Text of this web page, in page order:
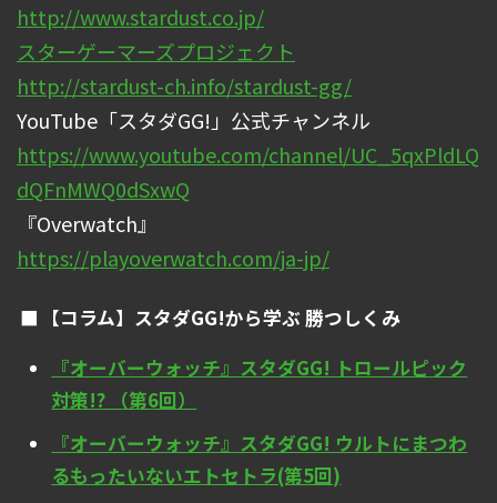
http://www.stardust.co.jp/
スターゲーマーズプロジェクト
http://stardust-ch.info/stardust-gg/
YouTube「スタダGG!」公式チャンネル
https://www.youtube.com/channel/UC_5qxPldLQ
dQFnMWQ0dSxwQ
『Overwatch』
https://playoverwatch.com/ja-jp/
【コラム】スタダGG!から学ぶ 勝つしくみ
『オーバーウォッチ』スタダGG! トロールピック
対策!? （第6回）
『オーバーウォッチ』スタダGG! ウルトにまつわ
るもったいないエトセトラ(第5回)